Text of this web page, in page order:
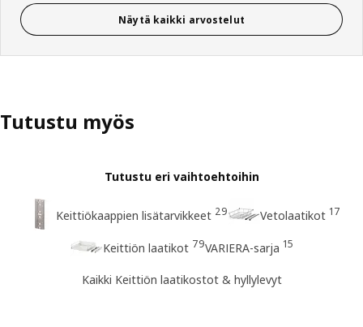
Näytä kaikki arvostelut
Tutustu myös
Tutustu eri vaihtoehtoihin
Keittiökaappien lisätarvikkeet 29 Vetolaatikot 17
Keittiön laatikot 79VARIERA-sarja 15
Kaikki Keittiön laatikostot & hyllylevyt